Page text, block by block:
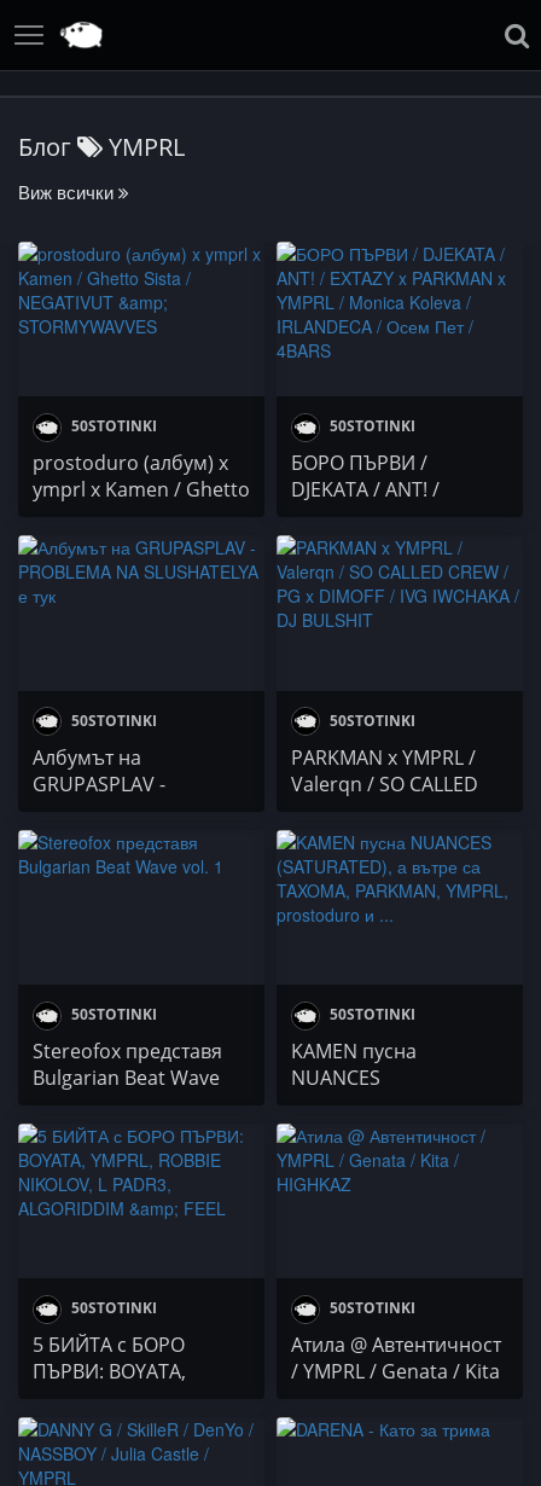
Блог YMPRL
Виж всички
50STOTINKI
prostoduro (албум) x
ymprl x Kamen / Ghetto
STORMYWAVVES
50STOTINKI
БОРО ПЪРВИ /
DJEKATA / ANT! /
YMPRL / Monica Koleva
/ IRLANDECA / Осем
Пет / 4BARS
50STOTINKI
Албумът на
GRUPASPLAV -
SLUSHATELYA е тук
50STOTINKI
PARKMAN x YMPRL /
Valerqn / SO CALLED
IVG IWCHAKA / DJ
BULSHIT
50STOTINKI
Stereofox представя
Bulgarian Beat Wave
50STOTINKI
KAMEN пусна
NUANCES
са TAXOMA, PARKMAN,
YMPRL, prostoduro и ...
50STOTINKI
5 БИЙТА с БОРО
ПЪРВИ: BOYATA,
NIKOLOV, L PADR3,
ALGORIDDIM & FEEL
50STOTINKI
Атила @ Автентичност
/ YMPRL / Genata / Kita